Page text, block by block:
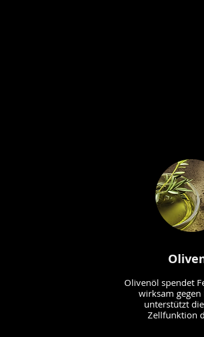
Olivenöl spendet
wirksam gegen
unterstützt
Zellfunktion